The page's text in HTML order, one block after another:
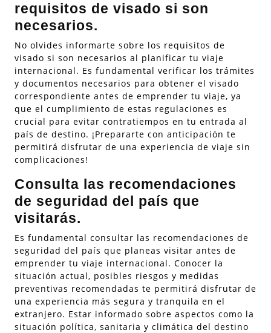
requisitos de visado si son
necesarios.
No olvides informarte sobre los requisitos de
visado si son necesarios al planificar tu viaje
internacional. Es fundamental verificar los trámites
y documentos necesarios para obtener el visado
correspondiente antes de emprender tu viaje, ya
que el cumplimiento de estas regulaciones es
crucial para evitar contratiempos en tu entrada al
país de destino. ¡Prepararte con anticipación te
permitirá disfrutar de una experiencia de viaje sin
complicaciones!
Consulta las recomendaciones
de seguridad del país que
visitarás.
Es fundamental consultar las recomendaciones de
seguridad del país que planeas visitar antes de
emprender tu viaje internacional. Conocer la
situación actual, posibles riesgos y medidas
preventivas recomendadas te permitirá disfrutar de
una experiencia más segura y tranquila en el
extranjero. Estar informado sobre aspectos como la
situación política, sanitaria y climática del destino